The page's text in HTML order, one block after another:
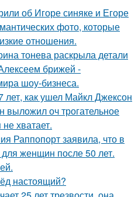
об Игоре синяке и Егоре
фото, которые
отношения.
тонева раскрыла детали
брижей -
шоу-бизнеса.
лет, как ушел Майкл Джексон
выложил оч трогательное
хватает.
Раппопорт заявила, что в
женщин после 50 лет.
настоящий?